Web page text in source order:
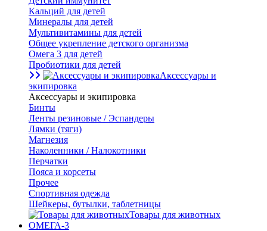
Кальций для детей
Минералы для детей
Мультивитамины для детей
Общее укрепление детского организма
Омега 3 для детей
Пробиотики для детей
Аксессуары и
экипировка
Аксессуары и экипировка
Бинты
Ленты резиновые / Эспандеры
Лямки (тяги)
Магнезия
Наколенники / Налокотники
Перчатки
Пояса и корсеты
Прочее
Спортивная одежда
Шейкеры, бутылки, таблетницы
Товары для животных
ОМЕГА-3